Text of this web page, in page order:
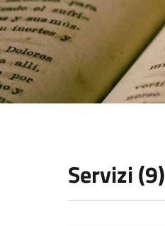
Servizi (9)